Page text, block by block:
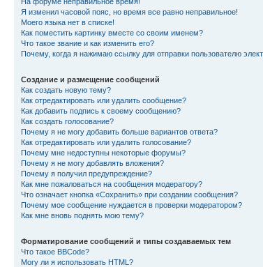
Я изменил часовой пояс, но время все равно неправильное!
Моего языка нет в списке!
Как поместить картинку вместе со своим именем?
Что такое звание и как изменить его?
Почему, когда я нажимаю ссылку для отправки пользователю
Создание и размещение сообщений
Как создать новую тему?
Как отредактировать или удалить сообщение?
Как добавить подпись к своему сообщению?
Как создать голосование?
Почему я не могу добавить больше вариантов ответа?
Как отредактировать или удалить голосование?
Почему мне недоступны некоторые форумы?
Почему я не могу добавлять вложения?
Почему я получил предупреждение?
Как мне пожаловаться на сообщения модератору?
Что означает кнопка «Сохранить» при создании сообщения?
Почему мое сообщение нуждается в проверки модератором?
Как мне вновь поднять мою тему?
Форматирование сообщений и типы создаваемых тем
Что такое BBCode?
Могу ли я использовать HTML?